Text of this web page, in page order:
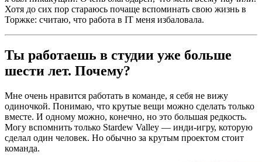
Хотя до сих пор стараюсь почаще вспоминать свою жизнь в
Торжке: считаю, что работа в IT меня избаловала.
Ты работаешь в студии уже больше
шести лет. Почему?
Мне очень нравится работать в команде, я себя не вижу
одиночкой. Понимаю, что крутые вещи можно сделать только
вместе. И одному можно, конечно, но это большая редкость.
Могу вспомнить только Stardew Valley — инди-игру, которую
сделал один человек. Но обычно за крутым проектом стоит
команда.